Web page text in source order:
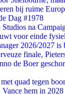
bij ruime
Dag #1978
na
voor einde
2026/2027 is
finale,
de Boer
quad tegen
hem in